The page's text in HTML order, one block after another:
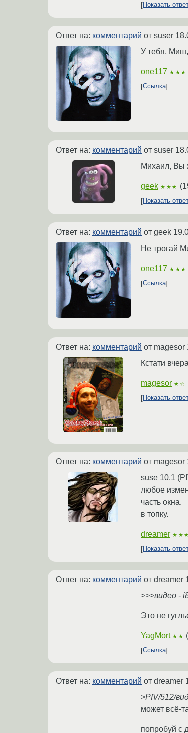
Показать
Ответ на: комментарий от suser
У тебя, Миш,
one117
Ссылка
Ответ на: комментарий от suser
Михаил, Вы
geek ★★★ (
Показать
Ответ на: комментарий от geek
Не трогай
one117
Ссылка
Ответ на: комментарий от magesor
Кстати
magesor ★☆
Показать
Ответ на: комментарий от magesor
suse 10.1
любое
часть окна.
в топку.
dreamer
Показать
Ответ на: комментарий от dreamer
>>>видео -
Это не
YagMort ★★ (
Ссылка
Ответ на: комментарий от dreamer
>PIV/512/
может всё-
попробуй с